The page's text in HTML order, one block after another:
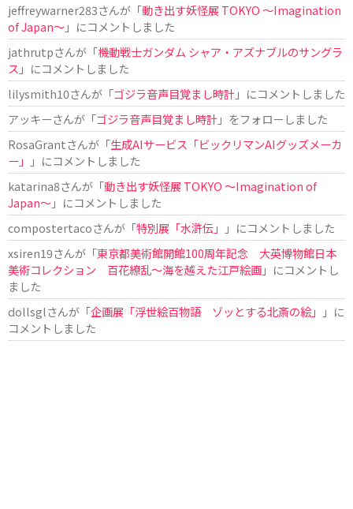
jeffreywarner283さんが「動き出す妖怪展 TOKYO 〜Imagination
of Japan〜」にコメントしました
jathrutpさんが「機動戦士ガンダム シャア・アズナブルのサングラ
ス 」にコメントしました
lilysmith10さんが「ゴジラ音声目覚まし時計」にコメントしました
アッキーさんが「ゴジラ音声目覚まし時計」をフォローしました
RosaGrantさんが「生成AIサービス「ビックリマンAIグッズメーカ
ー」
」にコメントしました
katarina8さんが「動き出す妖怪展 TOKYO 〜Imagination of
Japan〜」にコメントしました
compostertacoさんが「特別展「水滸伝」
」にコメントしました
xsiren19さんが「東京都美術館開館100周年記念 大英博物館日本
美術コレクション 百花繚乱～海を越えた江戸絵画」にコメントし
ました
dollsglさんが「企画展「浮世絵百物語 ゾッとする北斎の絵」
」に
コメントしました